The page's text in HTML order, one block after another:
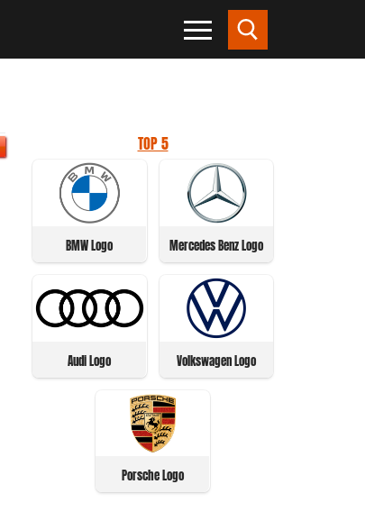
TOP 5
BMW Logo Mercedes Benz Logo
Audi Logo Volkswagen Logo
Porsche Logo